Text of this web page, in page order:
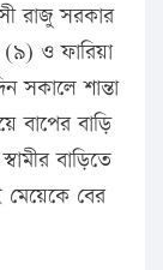
রাজু সরকার
(৯) ও ফারিয়া
সকালে শান্তা
বাপের বাড়ি
বাড়িতে
বের